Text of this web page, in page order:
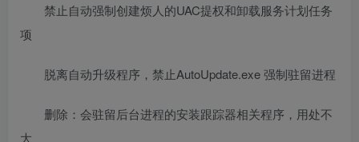
禁止自动强制创建烦人的UAC提权和卸载服务计划任务
项
脱离自动升级程序，禁止AutoUpdate.exe 强制驻留进程
删除：会驻留后台进程的安装跟踪器相关程序，用处不
大